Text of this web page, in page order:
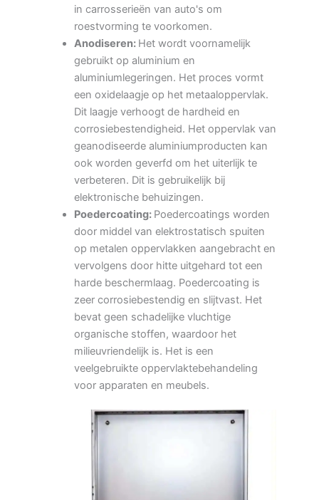
in carrosserieën van auto's om
roestvorming te voorkomen.
Anodiseren: Het wordt voornamelijk
gebruikt op aluminium en
aluminiumlegeringen. Het proces vormt
een oxidelaagje op het metaaloppervlak.
Dit laagje verhoogt de hardheid en
corrosiebestendigheid. Het oppervlak van
geanodiseerde aluminiumproducten kan
ook worden geverfd om het uiterlijk te
verbeteren. Dit is gebruikelijk bij
elektronische behuizingen.
Poedercoating: Poedercoatings worden
door middel van elektrostatisch spuiten
op metalen oppervlakken aangebracht en
vervolgens door hitte uitgehard tot een
harde beschermlaag. Poedercoating is
zeer corrosiebestendig en slijtvast. Het
bevat geen schadelijke vluchtige
organische stoffen, waardoor het
milieuvriendelijk is. Het is een
veelgebruikte oppervlaktebehandeling
voor apparaten en meubels.